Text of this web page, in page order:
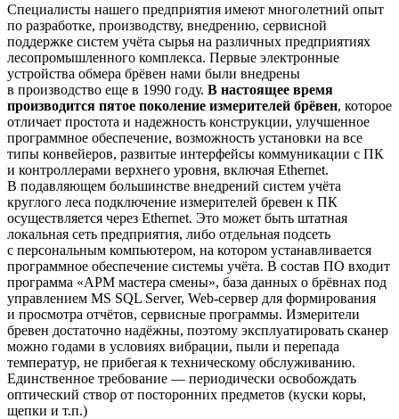
Специалисты нашего предприятия имеют многолетний опыт
по разработке, производству, внедрению, сервисной
поддержке систем учёта сырья на различных предприятиях
лесопромышленного комплекса. Первые электронные
устройства обмера брёвен нами были внедрены
в производство еще в 1990 году. В настоящее время
производится пятое поколение измерителей брёвен, которое
отличает простота и надежность конструкции, улучшенное
программное обеспечение, возможность установки на все
типы конвейеров, развитые интерфейсы коммуникации с ПК
и контроллерами верхнего уровня, включая Ethernet.
В подавляющем большинстве внедрений систем учёта
круглого леса подключение измерителей бревен к ПК
осуществляется через Ethernet. Это может быть штатная
локальная сеть предприятия, либо отдельная подсеть
с персональным компьютером, на котором устанавливается
программное обеспечение системы учёта. В состав ПО входит
программа «АРМ мастера смены», база данных о брёвнах под
управлением MS SQL Server, Web-сервер для формирования
и просмотра отчётов, сервисные программы. Измерители
бревен достаточно надёжны, поэтому эксплуатировать сканер
можно годами в условиях вибрации, пыли и перепада
температур, не прибегая к техническому обслуживанию.
Единственное требование — периодически освобождать
оптический створ от посторонних предметов (куски коры,
щепки и т.п.)